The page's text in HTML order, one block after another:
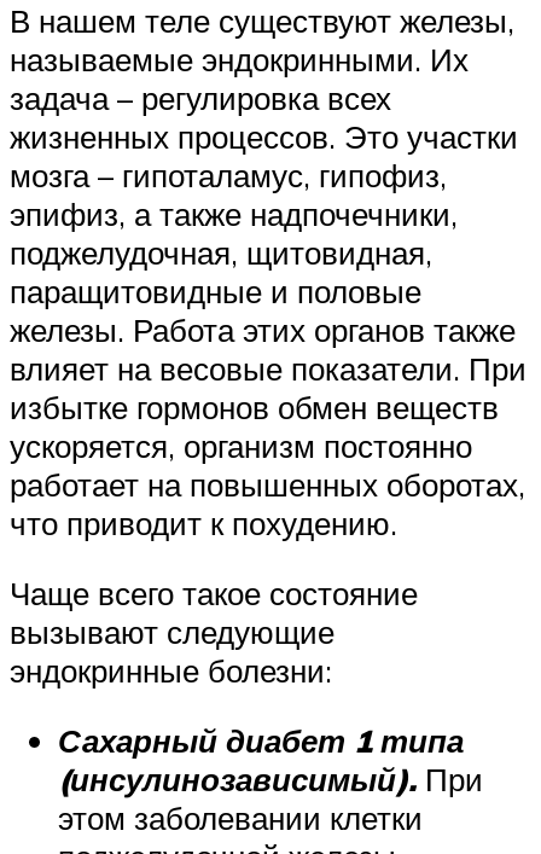
В нашем теле существуют железы,
называемые эндокринными. Их
задача – регулировка всех
жизненных процессов. Это участки
мозга – гипоталамус, гипофиз,
эпифиз, а также надпочечники,
поджелудочная, щитовидная,
паращитовидные и половые
железы. Работа этих органов также
влияет на весовые показатели. При
избытке гормонов обмен веществ
ускоряется, организм постоянно
работает на повышенных оборотах,
что приводит к похудению.
Чаще всего такое состояние
вызывают следующие
эндокринные болезни:
Сахарный диабет 1 типа
(инсулинозависимый). При
этом заболевании клетки